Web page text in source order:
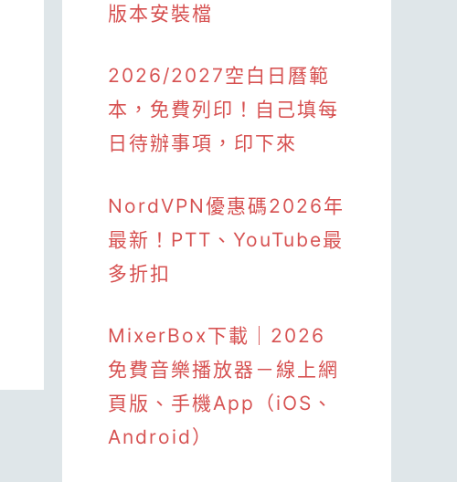
版本安裝檔
2026/2027空白日曆範
本，免費列印！自己填每
日待辦事項，印下來
NordVPN優惠碼2026年
最新！PTT、YouTube最
多折扣
MixerBox下載｜2026
免費音樂播放器－線上網
頁版、手機App（iOS、
Android）